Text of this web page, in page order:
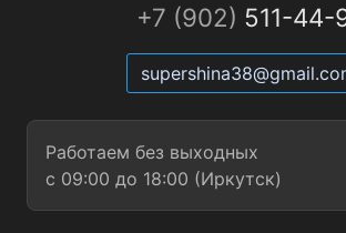
+7 (902) 511-44-
Работаем без выходных
с 09:00 до 18:00 (Иркутск)